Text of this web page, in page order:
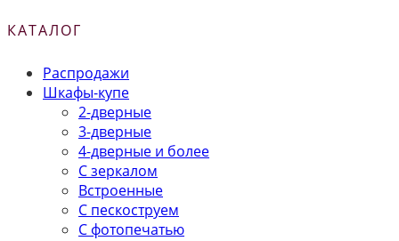
КАТАЛОГ
Распродажи
Шкафы-купе
2-дверные
3-дверные
4-дверные и более
С зеркалом
Встроенные
С пескоструем
С фотопечатью